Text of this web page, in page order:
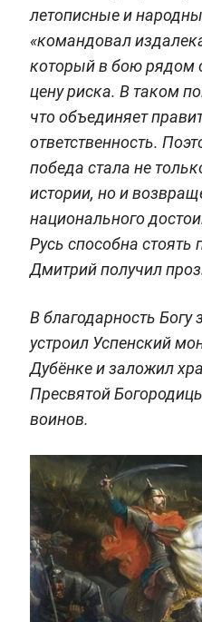
летописные и
«командовал
который в бою рядом
цену риска. В таком
что объединяет
ответственность.
победа стала не
истории, но и
национального
Русь способна
Дмитрий получил
В благодарность
устроил Успенский
Дубёнке и заложил
Пресвятой
воинов.